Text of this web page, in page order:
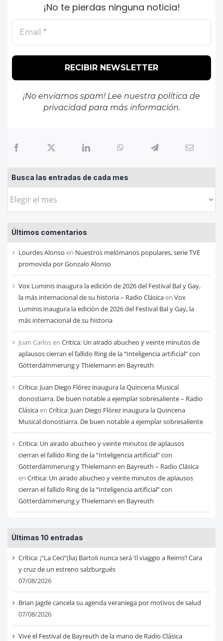
¡No te pierdas ninguna noticia!
¡No enviamos spam! Lee nuestra política de
privacidadpara más información.
Busca las entradas de cada mes
Busca
entradas
de
cada
mes
Últimos comentarios
Lourdes Alonso en Nuestros melómanos populares, serie TVE
promovida por Gonzalo Alonso
Vox Luminis inaugura la edición de 2026 del Festival Bal y Gay,
la más internacional de su historia – Radio Clásicaen Vox
Luminis inaugura la edición de 2026 del Festival Bal y Gay, la
más internacional de su historia
Juan Carlosen Critica: Un airado abucheo y veinte minutos de
aplausos cierran el fallido Ring de la “Inteligencia artificial” con
Götterdämmerung y Thielemann en Bayreuth
Crítica: Juan Diego Flórez inaugura la Quincena Musical
donostiarra. De buen notable a ejemplar sobresaliente – Radio
Clásicaen Crítica: Juan Diego Flórez inaugura la Quincena
Musical donostiarra. De buen notable a ejemplar sobresaliente
Critica: Un airado abucheo y veinte minutos de aplausos
cierran el fallido Ring de la “Inteligencia artificial” con
Götterdämmerung y Thielemann en Bayreuth – Radio Clásica
en Critica: Un airado abucheo y veinte minutos de aplausos
cierran el fallido Ring de la “Inteligencia artificial” con
Götterdämmerung y Thielemann en Bayreuth
Últimas 10 entradas
Crítica: ¡“La Ceci”(lia) Bartoli nunca será ‘Il viaggio a Reims’! Cara
y cruz de un estreno salzburgués
07/08/2026
Brian Jagde cancela su agenda veraniega por motivos de salud
07/08/2026
Vive el Festival de Bayreuth de la mano de Radio Clásica